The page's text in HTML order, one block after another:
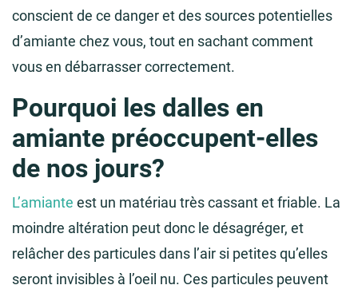
conscient de ce danger et des sources potentielles
d’amiante chez vous, tout en sachant comment
vous en débarrasser correctement.
Pourquoi les dalles en
amiante préoccupent-elles
de nos jours?
L’amiante est un matériau très cassant et friable. La
moindre altération peut donc le désagréger, et
relâcher des particules dans l’air si petites qu’elles
seront invisibles à l’oeil nu. Ces particules peuvent